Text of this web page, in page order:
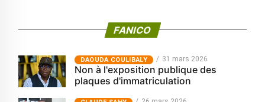
FANICO
‎DAOUDA COULIBALY 31 mars 2026
Non à l'exposition publique des
plaques d'immatriculation